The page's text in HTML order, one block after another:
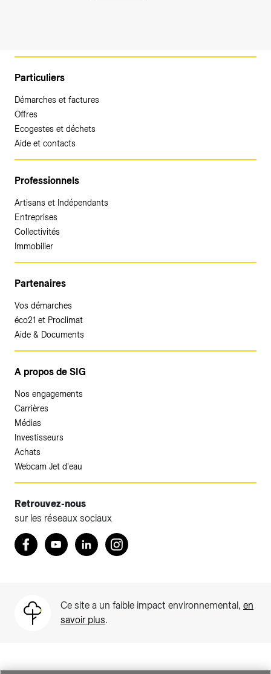
Particuliers
Démarches et factures
Offres
Ecogestes et déchets
Aide et contacts
Professionnels
Artisans et Indépendants
Entreprises
Collectivités
Immobilier
Partenaires
Vos démarches
éco21 et Proclimat
Aide & Documents
A propos de SIG
Nos engagements
Carrières
Médias
Investisseurs
Achats
Webcam Jet d'eau
Retrouvez-nous
sur les réseaux sociaux
Retrouvez nous sur Facebook
YoutubeLinkedInInstagram
Ce site a un faible impact environnemental, en
savoir plus.
Accéder à votre espace client SIG.
Votre espace client SIG n'est pas optimisé pour une
Particuliers)